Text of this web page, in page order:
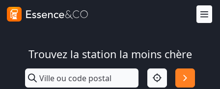
Trouvez la station la moins chère